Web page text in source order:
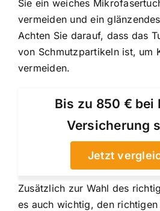
Sie ein weiches
vermeiden und ein
Achten Sie darauf, dass das
von Schmutzpartikeln ist, um
vermeiden.
Bis zu 850 € bei
Versicherung
Jetzt
Zusätzlich zur Wahl des
es auch wichtig, den